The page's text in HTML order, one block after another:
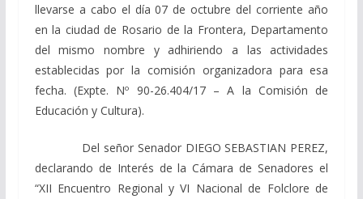
llevarse a cabo el día 07 de octubre del corriente año
en la ciudad de Rosario de la Frontera, Departamento
del mismo nombre y adhiriendo a las actividades
establecidas por la comisión organizadora para esa
fecha. (Expte. Nº 90-26.404/17 – A la Comisión de
Educación y Cultura).
Del señor Senador DIEGO SEBASTIAN PEREZ,
declarando de Interés de la Cámara de Senadores el
“XII Encuentro Regional y VI Nacional de Folclore de